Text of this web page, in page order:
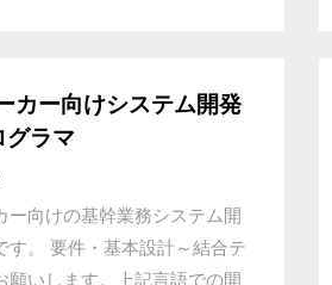
カー向けシステム開発
ラマ
ー向けの基幹業務システム開
す。 要件・基本設計～結合テ
願いします。上記言語での開